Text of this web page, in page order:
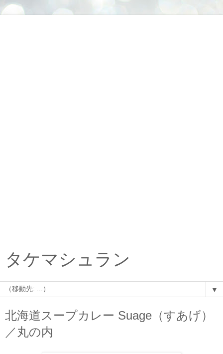
タケマシュラン
▼
北海道スープカレー Suage（すあげ）
／丸の内